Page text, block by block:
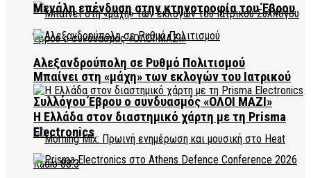
Μπαίνει στη «μάχη» των εκλογών του Ιατρικού
Συλλόγου Έβρου ο συνδυασμός «ΟΛΟΙ ΜΑΖΙ»
Μεγάλη επένδυση στην κτηνοτροφία του Έβρου
Αλεξανδρούπολη σε Ρυθμό Πολιτισμού
Η Ελλάδα στον διαστημικό χάρτη με τη Prisma
Electronics